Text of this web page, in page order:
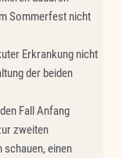
Sommerfest nicht
Erkrankung nicht
der beiden
Fall Anfang
zweiten
einen